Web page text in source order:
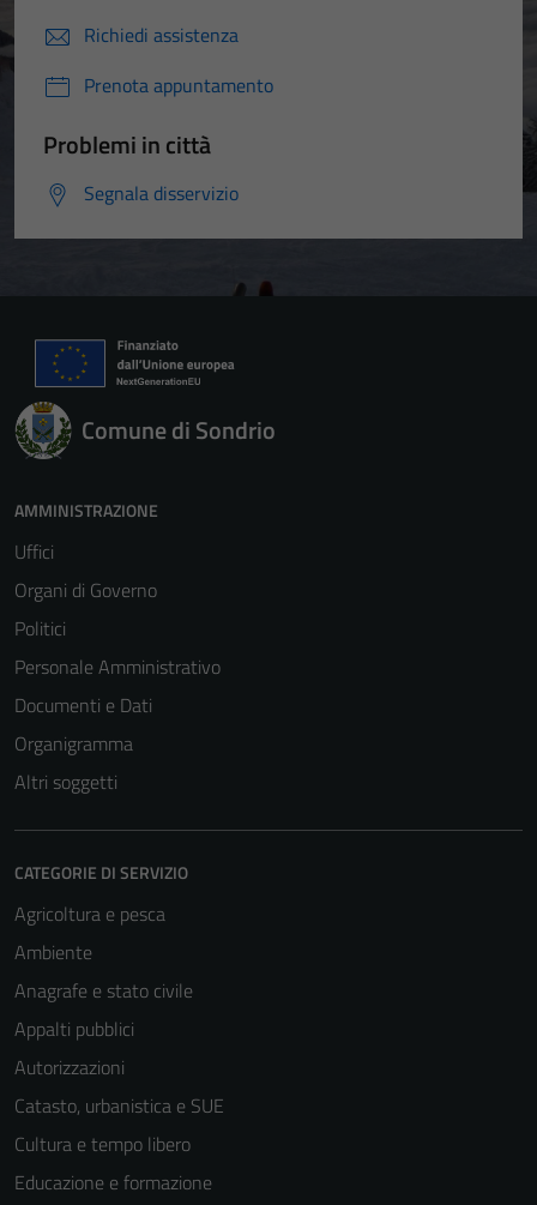
Richiedi assistenza
Prenota appuntamento
Problemi in città
Segnala disservizio
Comune di Sondrio
AMMINISTRAZIONE
Uffici
Organi di Governo
Politici
Personale Amministrativo
Documenti e Dati
Organigramma
Altri soggetti
CATEGORIE DI SERVIZIO
Agricoltura e pesca
Ambiente
Anagrafe e stato civile
Appalti pubblici
Autorizzazioni
Catasto, urbanistica e SUE
Cultura e tempo libero
Educazione e formazione